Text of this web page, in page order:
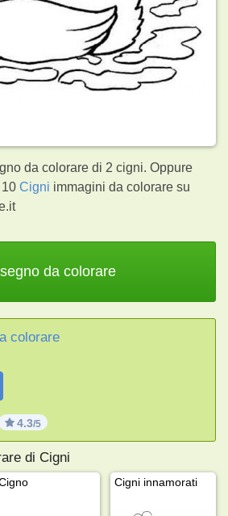
da colorare di 2 cigni. Oppure
10Cigni immagini da colorare su
da colorare
colorare
4.3/5
di Cigni
Cigni innamorati